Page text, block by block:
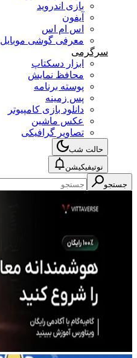
بازی اندروید
آیفون
اس ام اس
معرفی گوشی موبایل
سرگرمی
ابزار دسکتاپ
محافظ نمایش
پوسته برنامه
پس زمینه
دانلود بازی کامپیوتر
عکس ماشین
تصاویر گرافیکی
حالت شب
نوتیفیکیشن
جستجو